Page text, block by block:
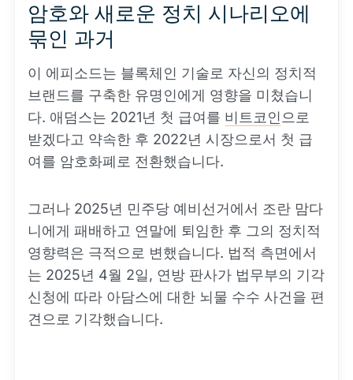
암호와 새로운 정치 시나리오에
묶인 과거
이 에피소드는 블록체인 기술로 자신의 정치적
브랜드를 구축한 유명인에게 영향을 미쳤습니
다. 애덤스는 2021년 첫 급여를 비트코인 으로
받겠다고 약속한 후 2022년 시장으로서 첫 급
여를 암호화폐로 전환했습니다.
그러나 2025년 민주당 예비선거에서 조란 맘다
니에게 패배하고 연말에 퇴임한 후 그의 정치적
영향력은 극적으로 변했습니다. 법적 측면에서
는 2025년 4월 2일, 연방 판사가 법무부의 기각
신청에 따라 아담스에 대한 뇌물 수수 사건을 편
견으로 기각했습니다.